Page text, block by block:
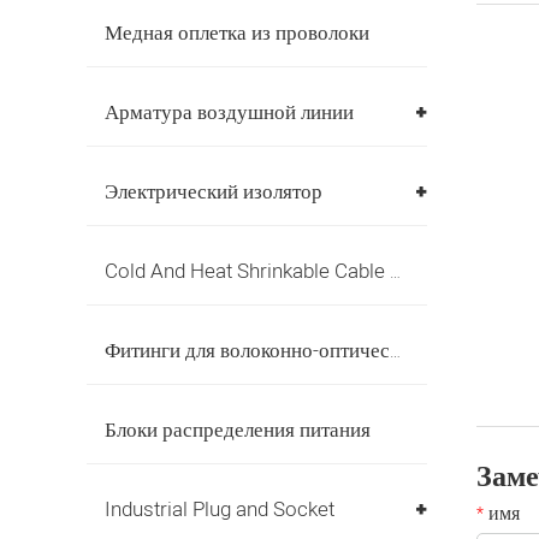
Медная оплетка из проволоки
Арматура воздушной линии
Электрический изолятор
Cold And Heat Shrinkable Cable Accessories
Фитинги для волоконно-оптических кабелей
Блоки распределения питания
Industrial Plug and Socket *имя